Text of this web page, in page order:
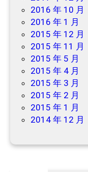
2016 年 10 月
2016 年 1 月
2015 年 12 月
2015 年 11 月
2015 年 5 月
2015 年 4 月
2015 年 3 月
2015 年 2 月
2015 年 1 月
2014 年 12 月